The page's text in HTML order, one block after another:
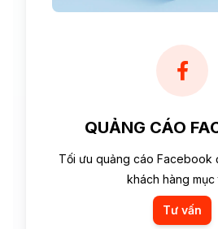
QUẢNG CÁO
Tối ưu quảng cáo Facebook
khách hàng mục
Tư vấn